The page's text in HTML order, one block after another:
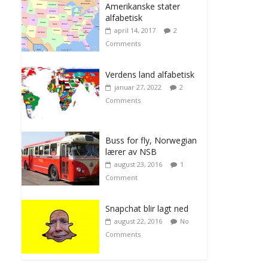
Amerikanske stater
alfabetisk
april 14, 2017
2
Comments
Verdens land alfabetisk
januar 27, 2022
2
Comments
Buss for fly, Norwegian
lærer av NSB
august 23, 2016
1
Comment
Snapchat blir lagt ned
august 22, 2016
No
Comments